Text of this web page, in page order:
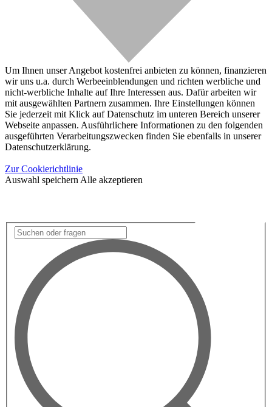
Um Ihnen unser Angebot kostenfrei anbieten zu können, finanzieren
wir uns u.a. durch Werbeeinblendungen und richten werbliche und
nicht-werbliche Inhalte auf Ihre Interessen aus. Dafür arbeiten wir
mit ausgewählten Partnern zusammen. Ihre Einstellungen können
Sie jederzeit mit Klick auf Datenschutz im unteren Bereich unserer
Webseite anpassen. Ausführlichere Informationen zu den folgenden
ausgeführten Verarbeitungszwecken finden Sie ebenfalls in unserer
Datenschutzerklärung.
Zur Cookierichtlinie
Auswahl speichern Alle akzeptieren